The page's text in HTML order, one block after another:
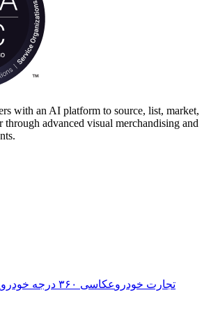
with an AI platform to source, list, market,
through advanced visual merchandising and
تجارت خودروعکاسی ۳۶۰ درجه خودرو